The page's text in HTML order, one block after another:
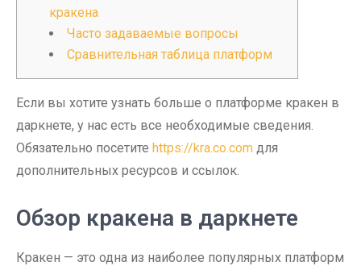
кракена
Часто задаваемые вопросы
Сравнительная таблица платформ
Если вы хотите узнать больше о платформе кракен в
даркнете, у нас есть все необходимые сведения.
Обязательно посетите https://kra.co.com для
дополнительных ресурсов и ссылок.
Обзор кракена в даркнете
Кракен — это одна из наиболее популярных платформ